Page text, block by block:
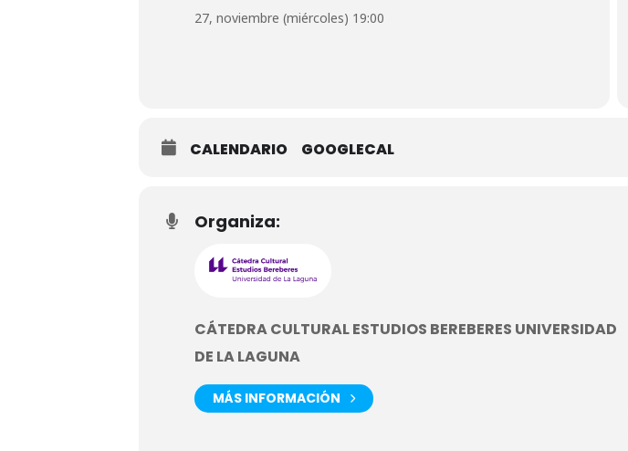
27, noviembre (miércoles) 19:00
CALENDARIO GOOGLECAL
Organiza:
CÁTEDRA CULTURAL ESTUDIOS BEREBERES UNIVERSIDAD
DE LA LAGUNA
MÁS INFORMACIÓN